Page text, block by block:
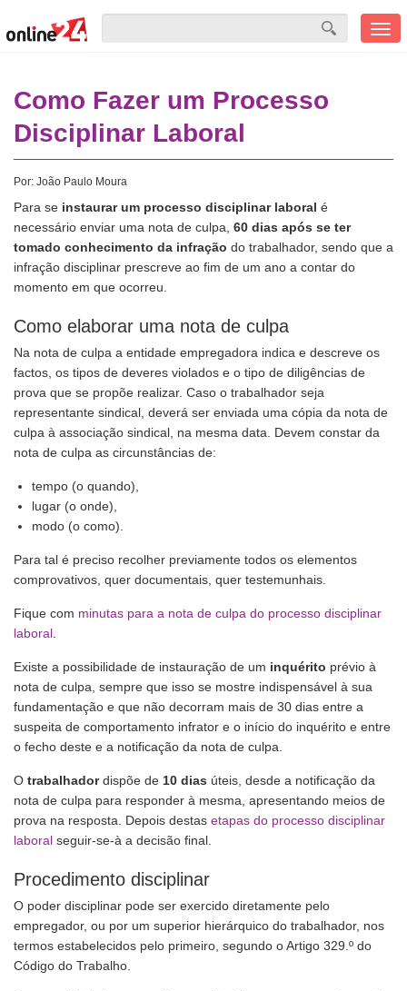
Como Fazer um Processo
Disciplinar Laboral
Por: João Paulo Moura
Para se instaurar um processo disciplinar laboral é
necessário enviar uma nota de culpa, 60 dias após se ter
tomado conhecimento da infração do trabalhador, sendo que a
infração disciplinar prescreve ao fim de um ano a contar do
momento em que ocorreu.
Como elaborar uma nota de culpa
Na nota de culpa a entidade empregadora indica e descreve os
factos, os tipos de deveres violados e o tipo de diligências de
prova que se propõe realizar. Caso o trabalhador seja
representante sindical, deverá ser enviada uma cópia da nota de
culpa à associação sindical, na mesma data. Devem constar da
nota de culpa as circunstâncias de:
tempo (o quando),
lugar (o onde),
modo (o como).
Para tal é preciso recolher previamente todos os elementos
comprovativos, quer documentais, quer testemunhais.
Fique com minutas para a nota de culpa do processo disciplinar
laboral
Existe a possibilidade de instauração de um inquérito prévio à
nota de culpa, sempre que isso se mostre indispensável à sua
fundamentação e que não decorram mais de 30 dias entre a
suspeita de comportamento infrator e o início do inquérito e entre
o fecho deste e a notificação da nota de culpa.
O trabalhadordispõe de 10 dias úteis, desde a notificação da
nota de culpa para responder à mesma, apresentando meios de
prova na resposta. Depois destas etapas do processo disciplinar
laboral seguir-se-à a decisão final.
Procedimento disciplinar
O poder disciplinar pode ser exercido diretamente pelo
empregador, ou por um superior hierárquico do trabalhador, nos
termos estabelecidos pelo primeiro, segundo o Artigo 329.º do
Código do Trabalho.